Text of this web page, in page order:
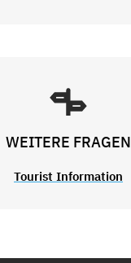
WEITERE FRAGEN
Tourist Information